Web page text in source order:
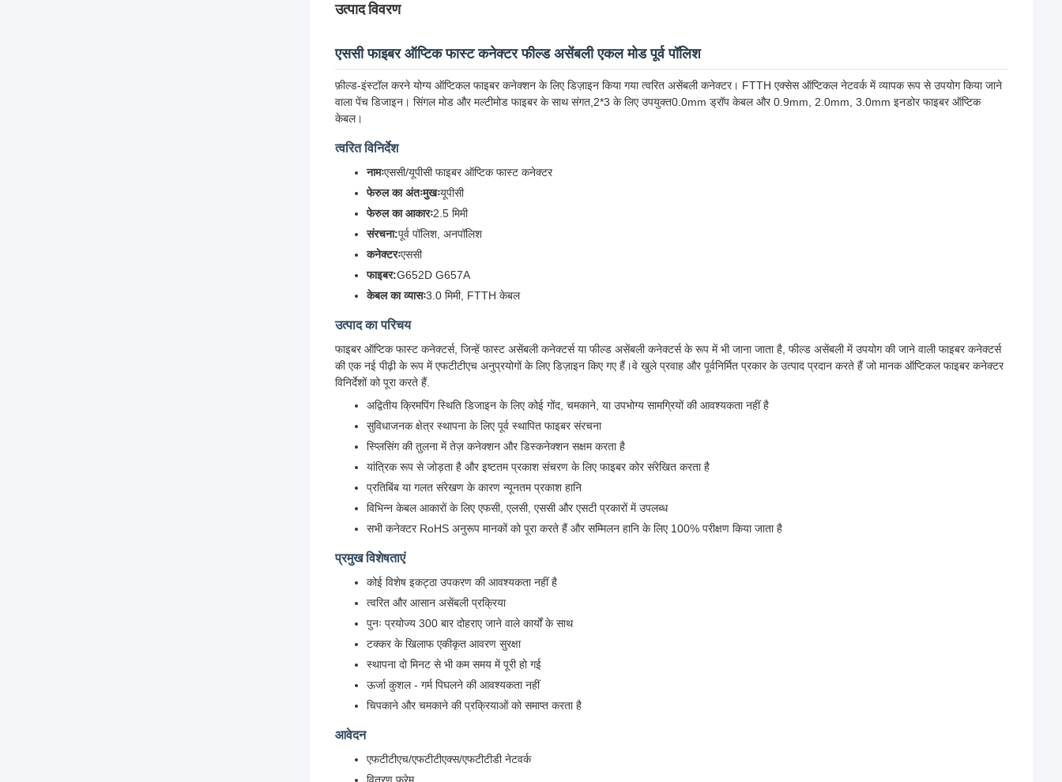
उत्पाद विवरण
एससी फाइबर ऑप्टिक फास्ट कनेक्टर फील्ड असेंबली एकल मोड पूर्व पॉलिश
फ़ील्ड-इंस्टॉल करने योग्य ऑप्टिकल फाइबर कनेक्शन के लिए डिज़ाइन किया गया त्वरित असेंबली कनेक्टर। FTTH एक्सेस ऑप्टिकल नेटवर्क में व्यापक रूप से उपयोग किया जाने
वाला पेंच डिजाइन। सिंगल मोड और मल्टीमोड फाइबर के साथ संगत,2*3 के लिए उपयुक्त0.0mm ड्रॉप केबल और 0.9mm, 2.0mm, 3.0mm इनडोर फाइबर ऑप्टिक
केबल।
त्वरित विनिर्देश
नामःएससी/यूपीसी फाइबर ऑप्टिक फास्ट कनेक्टर
फेरुल का अंतःमुखःयूपीसी
फेरुल का आकारः2.5 मिमी
संरचना:पूर्व पॉलिश, अनपॉलिश
कनेक्टरःएससी
फाइबर:G652D G657A
केबल का व्यासः3.0 मिमी, FTTH केबल
उत्पाद का परिचय
फाइबर ऑप्टिक फास्ट कनेक्टर्स, जिन्हें फास्ट असेंबली कनेक्टर्स या फील्ड असेंबली कनेक्टर्स के रूप में भी जाना जाता है, फील्ड असेंबली में उपयोग की जाने वाली फाइबर कनेक्टर्स
की एक नई पीढ़ी के रूप में एफटीटीएच अनुप्रयोगों के लिए डिज़ाइन किए गए हैं।वे खुले प्रवाह और पूर्वनिर्मित प्रकार के उत्पाद प्रदान करते हैं जो मानक ऑप्टिकल फाइबर कनेक्टर
विनिर्देशों को पूरा करते हैं.
अद्वितीय क्रिमपिंग स्थिति डिजाइन के लिए कोई गोंद, चमकाने, या उपभोग्य सामग्रियों की आवश्यकता नहीं है
सुविधाजनक क्षेत्र स्थापना के लिए पूर्व स्थापित फाइबर संरचना
स्प्लिसिंग की तुलना में तेज़ कनेक्शन और डिस्कनेक्शन सक्षम करता है
यांत्रिक रूप से जोड़ता है और इष्टतम प्रकाश संचरण के लिए फाइबर कोर संरेखित करता है
प्रतिबिंब या गलत संरेखण के कारण न्यूनतम प्रकाश हानि
विभिन्न केबल आकारों के लिए एफसी, एलसी, एससी और एसटी प्रकारों में उपलब्ध
सभी कनेक्टर RoHS अनुरूप मानकों को पूरा करते हैं और सम्मिलन हानि के लिए 100% परीक्षण किया जाता है
प्रमुख विशेषताएं
कोई विशेष इकट्ठा उपकरण की आवश्यकता नहीं है
त्वरित और आसान असेंबली प्रक्रिया
पुनः प्रयोज्य 300 बार दोहराए जाने वाले कार्यों के साथ
टक्कर के खिलाफ एकीकृत आवरण सुरक्षा
स्थापना दो मिनट से भी कम समय में पूरी हो गई
ऊर्जा कुशल - गर्म पिघलने की आवश्यकता नहीं
चिपकाने और चमकाने की प्रक्रियाओं को समाप्त करता है
आवेदन
एफटीटीएच/एफटीटीएक्स/एफटीटीडी नेटवर्क